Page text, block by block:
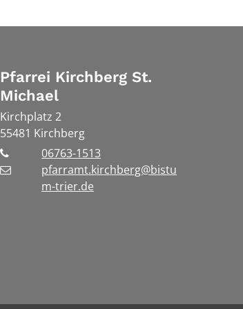
Pfarrei Kirchberg St.
Michael
Kirchplatz 2
55481 Kirchberg
06763-1513
pfarramt.kirchberg@bistu
m-trier.de